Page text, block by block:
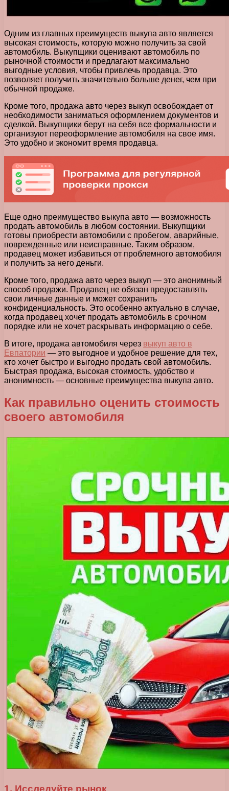
Одним из главных преимуществ выкупа авто является
высокая стоимость, которую можно получить за свой
автомобиль. Выкупщики оценивают автомобиль по
рыночной стоимости и предлагают максимально
выгодные условия, чтобы привлечь продавца. Это
позволяет получить значительно больше денег, чем при
обычной продаже.
Кроме того, продажа авто через выкуп освобождает от
необходимости заниматься оформлением документов и
сделкой. Выкупщики берут на себя все формальности и
организуют переоформление автомобиля на свое имя.
Это удобно и экономит время продавца.
Еще одно преимущество выкупа авто — возможность
продать автомобиль в любом состоянии. Выкупщики
готовы приобрести автомобили с пробегом, аварийные,
поврежденные или неисправные. Таким образом,
продавец может избавиться от проблемного автомобиля
и получить за него деньги.
Кроме того, продажа авто через выкуп — это анонимный
способ продажи. Продавец не обязан предоставлять
свои личные данные и может сохранить
конфиденциальность. Это особенно актуально в случае,
когда продавец хочет продать автомобиль в срочном
порядке или не хочет раскрывать информацию о себе.
В итоге, продажа автомобиля через выкуп авто в
Евпатории — это выгодное и удобное решение для тех,
кто хочет быстро и выгодно продать свой автомобиль.
Быстрая продажа, высокая стоимость, удобство и
анонимность — основные преимущества выкупа авто.
Как правильно оценить стоимость
своего автомобиля
1. Исследуйте рынок